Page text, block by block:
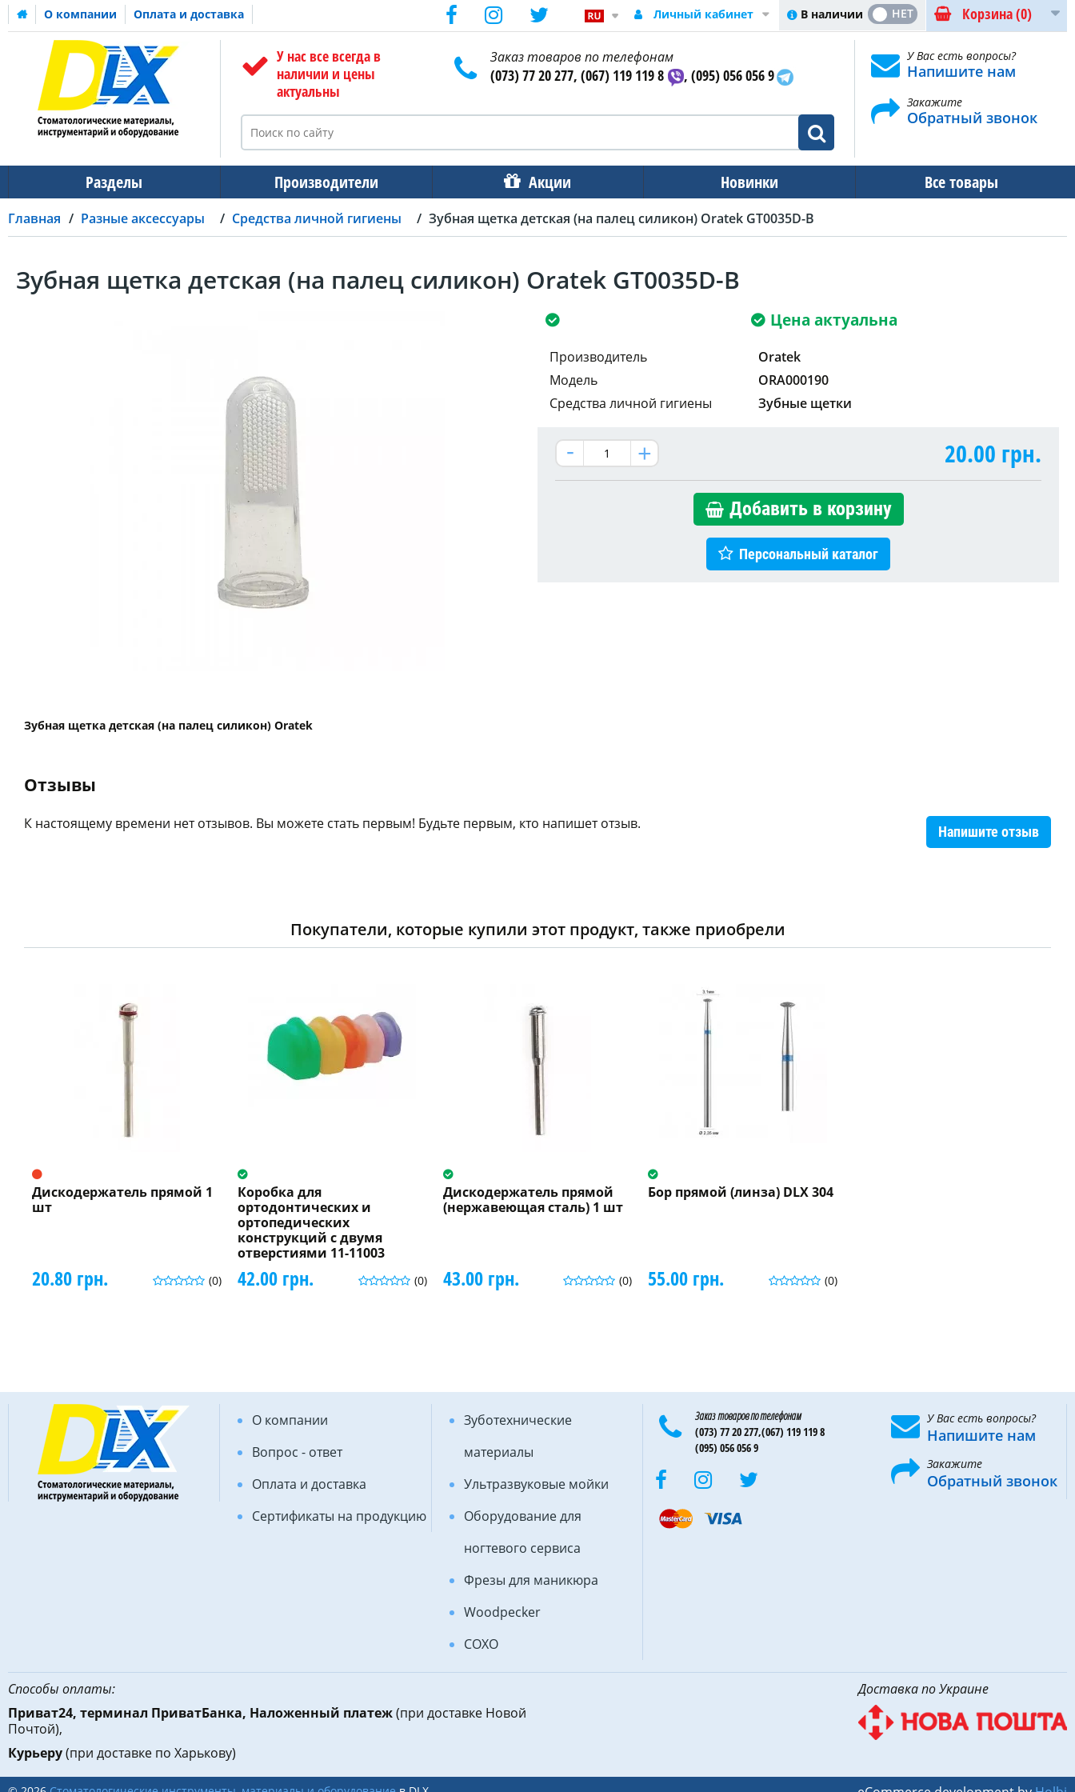
О компании Оплата и доставка Корзина(0)
В наличии
ДА НЕТ
Личный кабинет
У нас все всегда в
наличии и цены
актуальны
Заказ товаров по телефонам
(073) 77 20 277, (067) 119 119 8 , (095) 056 056 9
У Вас есть вопросы?
Напишите нам
Закажите
Обратный звонок
Разделы Производители Акции Новинки Все товары
Главная Разные аксессуары Средства личной гигиены Зубная щетка детская (на палец силикон) Oratek GT0035D-B
Зубная щетка детская (на палец силикон) Oratek GT0035D-B
Цена актуальна
Производитель
Oratek
Модель
ORA000190
Средства личной гигиены
Зубные щетки
20.00 грн.
Добавить в корзину
Персональный каталог
Зубная щетка детская (на палец силикон) Oratek
Отзывы
Напишите отзыв
К настоящему времени нет отзывов. Вы можете стать первым! Будьте первым, кто напишет отзыв.
Покупатели, которые купили этот продукт, также приобрели
Дискодержатель прямой 1
шт
(0)
20.80 грн.
Коробка для
ортодонтических и
ортопедических
конструкций с двумя
отверстиями 11-11003
(0)
42.00 грн.
Дискодержатель прямой
(нержавеющая сталь) 1 шт
(0)
43.00 грн.
Бор прямой (линза) DLX 304
(0)
55.00 грн.
О компании
Вопрос - ответ
Оплата и доставка
Сертификаты на продукцию
Зуботехнические
материалы
Ультразвуковые мойки
Оборудование для
ногтевого сервиса
Фрезы для маникюра
Woodpecker
COXO
Заказ товаров по телефонам
(073) 77 20 277,(067) 119 119 8
(095) 056 056 9
У Вас есть вопросы?
Напишите нам
Закажите
Обратный звонок
Способы оплаты:
Приват24, терминал ПриватБанка, Наложенный платеж(при доставке Новой
Почтой),
Курьеру(при доставке по Харькову)
Доставка по Украине